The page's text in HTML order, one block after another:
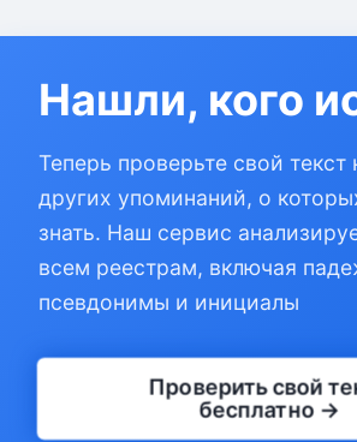
Нашли, кого
Теперь проверьте свой текст
других упоминаний, о
знать. Наш сервис
всем реестрам, включая
псевдонимы и инициалы
Проверить свой
бесплатно →